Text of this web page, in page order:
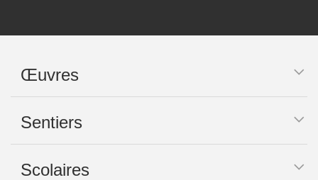
Œuvres
Sentiers
Scolaires